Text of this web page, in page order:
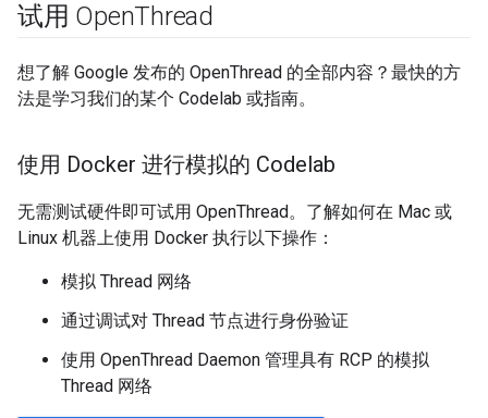
试用 OpenThread
想了解 Google 发布的 OpenThread 的全部内容？最快的方
法是学习我们的某个 Codelab 或指南。
使用 Docker 进行模拟的 Codelab
无需测试硬件即可试用 OpenThread。了解如何在 Mac 或
Linux 机器上使用 Docker 执行以下操作：
模拟 Thread 网络
通过调试对 Thread 节点进行身份验证
使用 OpenThread Daemon 管理具有 RCP 的模拟
Thread 网络